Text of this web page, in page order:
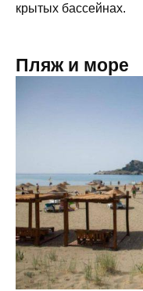
крытых бассейнах.
Пляж и море